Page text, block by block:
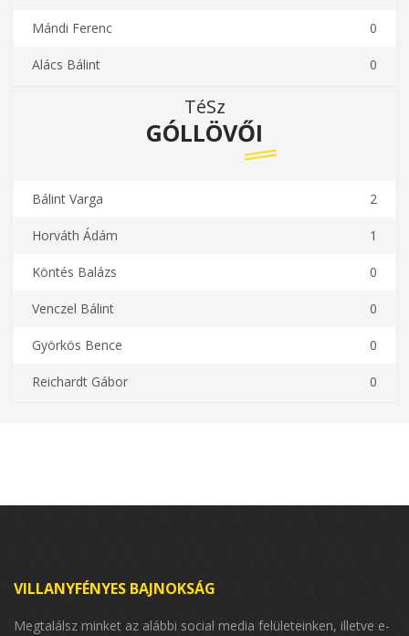
Mándi Ferenc 0
Alács Bálint 0
TéSz
GÓLLÖVŐI
Bálint Varga 2
Horváth Ádám 1
Köntés Balázs 0
Venczel Bálint 0
Györkös Bence 0
Reichardt Gábor 0
VILLANYFÉNYES BAJNOKSÁG
Megtalálsz minket az alábbi social media felületeinken, illetve e-